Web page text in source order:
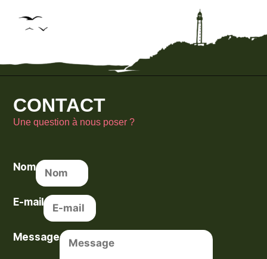
CONTACT
Une question à nous poser ?
Nom
E-mail
Message